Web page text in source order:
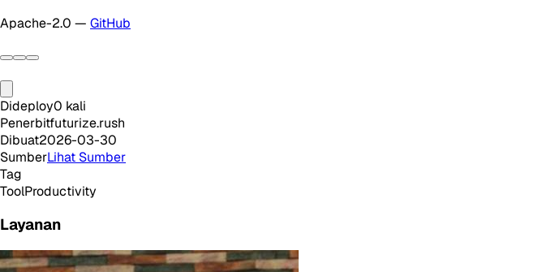
Apache-2.0 — GitHub
Dideploy0 kali
Penerbitfuturize.rush
Dibuat2026-03-30
SumberLihat Sumber
Tag
ToolProductivity
Layanan